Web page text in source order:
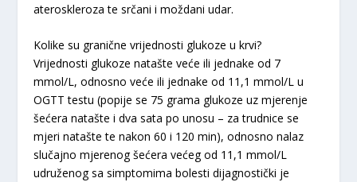
ateroskleroza te srčani i moždani udar.
Kolike su granične vrijednosti glukoze u krvi?
Vrijednosti glukoze natašte veće ili jednake od 7
mmol/L, odnosno veće ili jednake od 11,1 mmol/L u
OGTT testu (popije se 75 grama glukoze uz mjerenje
šećera natašte i dva sata po unosu – za trudnice se
mjeri natašte te nakon 60 i 120 min), odnosno nalaz
slučajno mjerenog šećera većeg od 11,1 mmol/L
udruženog sa simptomima bolesti dijagnostički je